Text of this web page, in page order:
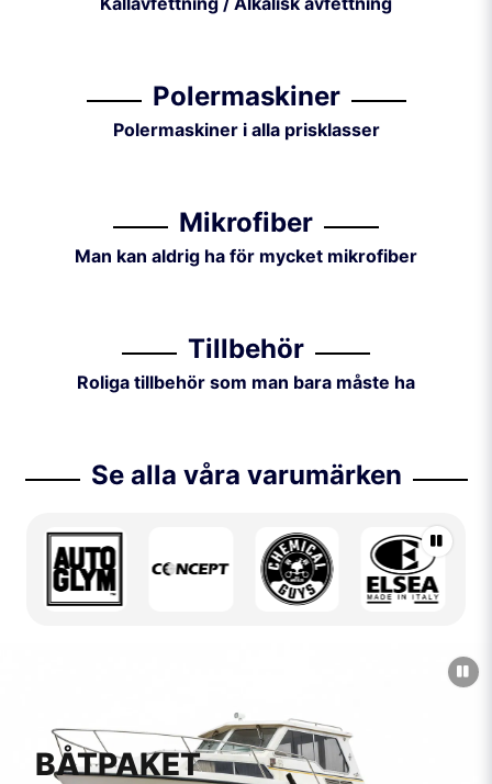
Polermaskiner
Polermaskiner i alla prisklasser
Mikrofiber
Man kan aldrig ha för mycket mikrofiber
Tillbehör
Roliga tillbehör som man bara måste ha
Se alla våra varumärken
BÅTPAKET